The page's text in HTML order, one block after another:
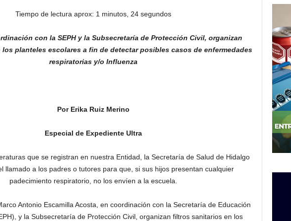
Tiempo de lectura aprox: 1 minutos, 24 segundos
con la SEPH y la Subsecretaría de Protección Civil, organizan
los planteles escolares a fin de detectarposibles casos de enfermedades
respiratorias y/o Influenza
Por Erika Ruiz Merino
Especial de Expediente Ultra
que se registran en nuestra Entidad, la Secretaría de Salud de Hidalgo
llamado a los padres o tutores para que, si sus hijos presentan cualquier
padecimiento respiratorio, no los envíen a la escuela.
Antonio Escamilla Acosta, en coordinación con la Secretaría de Educación
y la Subsecretaría de Protección Civil, organizan filtros sanitarios en los